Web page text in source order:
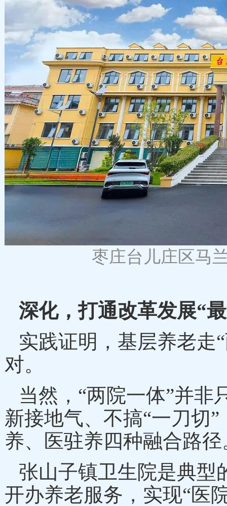
枣庄台儿庄区马
深化，打通改革发展“
实践证明，基层养老走
对。
当然， “两院一体”并非
新接地气、不搞“一刀切
养、医驻养四种融合路径
张山子镇卫生院是典型
开办养老服务，实现“医